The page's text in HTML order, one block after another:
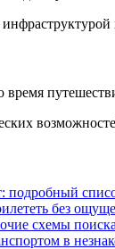
время
подробный
без
схемы поиска
в